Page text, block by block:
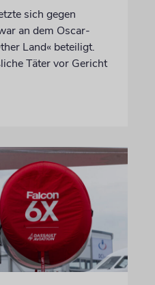
sich gegen
an dem Oscar-
Land« beteiligt.
Täter vor Gericht